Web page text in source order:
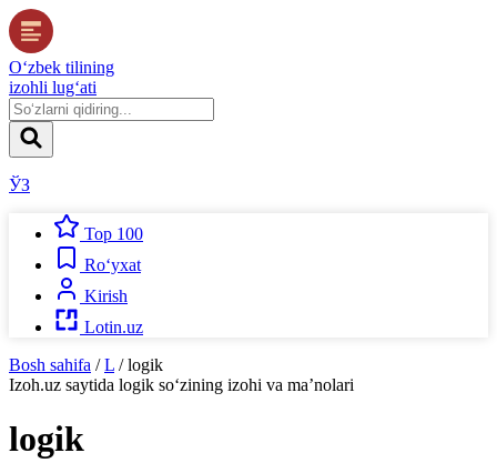
O‘zbek tilining
izohli lug‘ati
ЎЗ
Top 100
Ro‘yxat
Kirish
Lotin.uz
Bosh sahifa / L / logik
Izoh.uz saytida logik so‘zining izohi va ma’nolari
logik